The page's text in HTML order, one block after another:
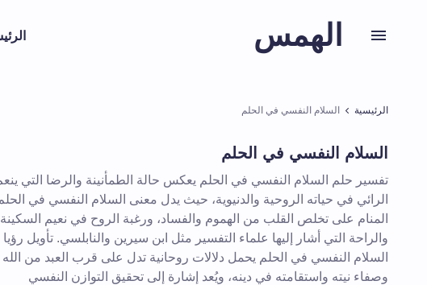
الهمس
الرئيسية السلام النفسي في الحلم
السلام النفسي في الحلم
تفسير حلم السلام النفسي في الحلم يعكس حالة الطمأنينة والرضا التي
الرائي في حياته الروحية والدنيوية، حيث يدل معنى السلام النفسي في
المنام على تخلص القلب من الهموم والفساد، ورغبة الروح في نعيم السكينة
والراحة التي أشار إليها علماء التفسير مثل ابن سيرين والنابلسي. تأويل رؤيا
السلام النفسي في الحلم يحمل دلالات روحانية تدل على قرب العبد من الله
وصفاء نيته واستقامته في دينه، ويُعد إشارة إلى تحقيق التوازن النفسي